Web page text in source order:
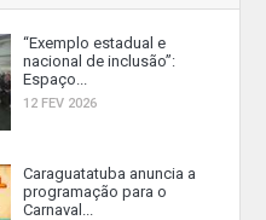
“Exemplo estadual e
nacional de inclusão”:
Espaço...
12 FEV 2026
Caraguatatuba anuncia a
programação para o
Carnaval...